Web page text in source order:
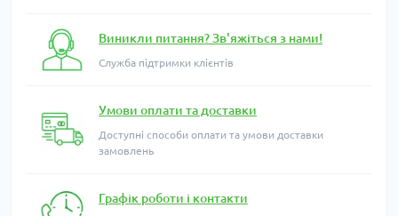
Виникли питання? Зв'яжіться з нами!
Служба підтримки клієнтів
Умови оплати та доставки
Доступні способи оплати та умови доставки
замовлень
Графік роботи і контакти